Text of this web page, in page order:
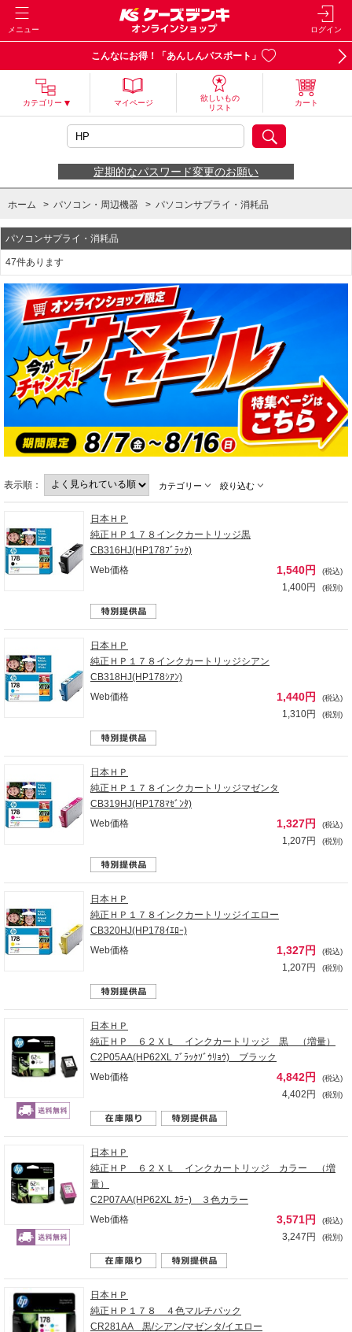
メニュー ログイン
こんなにお得！「あんしんパスポート」
カテゴリー マイページ
欲しいもの
リスト
カート
定期的なパスワード変更のお願い
ホーム > パソコン・周辺機器 > パソコンサプライ・消耗品
パソコンサプライ・消耗品
47件あります
表示順： カテゴリー 絞り込む
日本ＨＰ
純正ＨＰ１７８インクカートリッジ黒
CB316HJ(HP178ﾌﾞﾗｯｸ)
Web価格
1,540円 (税込)
1,400円 (税別)
日本ＨＰ
純正ＨＰ１７８インクカートリッジシアン
CB318HJ(HP178ｼｱﾝ)
Web価格
1,440円 (税込)
1,310円 (税別)
日本ＨＰ
純正ＨＰ１７８インクカートリッジマゼンタ
CB319HJ(HP178ﾏｾﾞﾝﾀ)
Web価格
1,327円 (税込)
1,207円 (税別)
日本ＨＰ
純正ＨＰ１７８インクカートリッジイエロー
CB320HJ(HP178ｲｴﾛｰ)
Web価格
1,327円 (税込)
1,207円 (税別)
日本ＨＰ
純正ＨＰ ６２ＸＬ インクカートリッジ 黒 （増量）
C2P05AA(HP62XL ﾌﾞﾗｯｸｿﾞｳﾘｮｳ) ブラック
Web価格
4,842円 (税込)
4,402円 (税別)
日本ＨＰ
純正ＨＰ ６２ＸＬ インクカートリッジ カラー （増
量）
C2P07AA(HP62XL ｶﾗｰ) ３色カラー
Web価格
3,571円 (税込)
3,247円 (税別)
日本ＨＰ
純正ＨＰ１７８ ４色マルチパック
CR281AA 黒/シアン/マゼンタ/イエロー